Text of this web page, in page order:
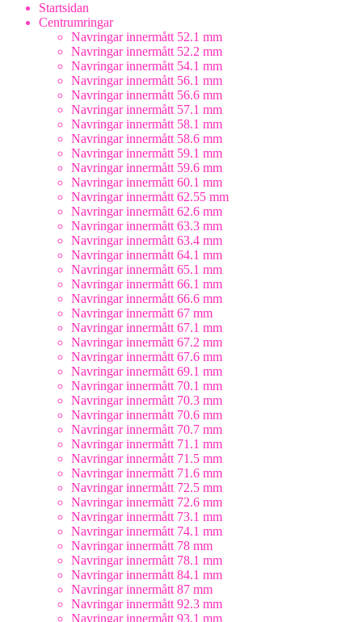
Startsidan
Centrumringar
Navringar innermått 52.1 mm
Navringar innermått 52.2 mm
Navringar innermått 54.1 mm
Navringar innermått 56.1 mm
Navringar innermått 56.6 mm
Navringar innermått 57.1 mm
Navringar innermått 58.1 mm
Navringar innermått 58.6 mm
Navringar innermått 59.1 mm
Navringar innermått 59.6 mm
Navringar innermått 60.1 mm
Navringar innermått 62.55 mm
Navringar innermått 62.6 mm
Navringar innermått 63.3 mm
Navringar innermått 63.4 mm
Navringar innermått 64.1 mm
Navringar innermått 65.1 mm
Navringar innermått 66.1 mm
Navringar innermått 66.6 mm
Navringar innermått 67 mm
Navringar innermått 67.1 mm
Navringar innermått 67.2 mm
Navringar innermått 67.6 mm
Navringar innermått 69.1 mm
Navringar innermått 70.1 mm
Navringar innermått 70.3 mm
Navringar innermått 70.6 mm
Navringar innermått 70.7 mm
Navringar innermått 71.1 mm
Navringar innermått 71.5 mm
Navringar innermått 71.6 mm
Navringar innermått 72.5 mm
Navringar innermått 72.6 mm
Navringar innermått 73.1 mm
Navringar innermått 74.1 mm
Navringar innermått 78 mm
Navringar innermått 78.1 mm
Navringar innermått 84.1 mm
Navringar innermått 87 mm
Navringar innermått 92.3 mm
Navringar innermått 93.1 mm